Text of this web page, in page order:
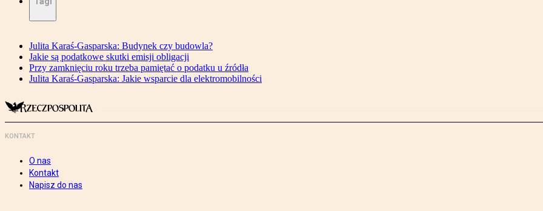
Julita Karaś-Gasparska: Budynek czy budowla?
Jakie są podatkowe skutki emisji obligacji
Przy zamknięciu roku trzeba pamiętać o podatku u źródła
Julita Karaś-Gasparska: Jakie wsparcie dla elektromobilności
KONTAKT
O nas
Kontakt
Napisz do nas